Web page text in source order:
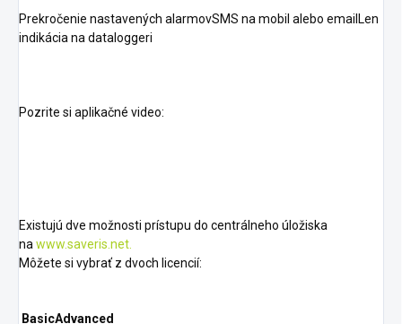
Prekročenie nastavených alarmovSMS na mobil alebo emailLen
indikácia na dataloggeri
Pozrite si aplikačné video:
Existujú dve možnosti prístupu do centrálneho úložiska
nawww.saveris.net.
Môžete si vybrať z dvoch licencií:
BasicAdvanced